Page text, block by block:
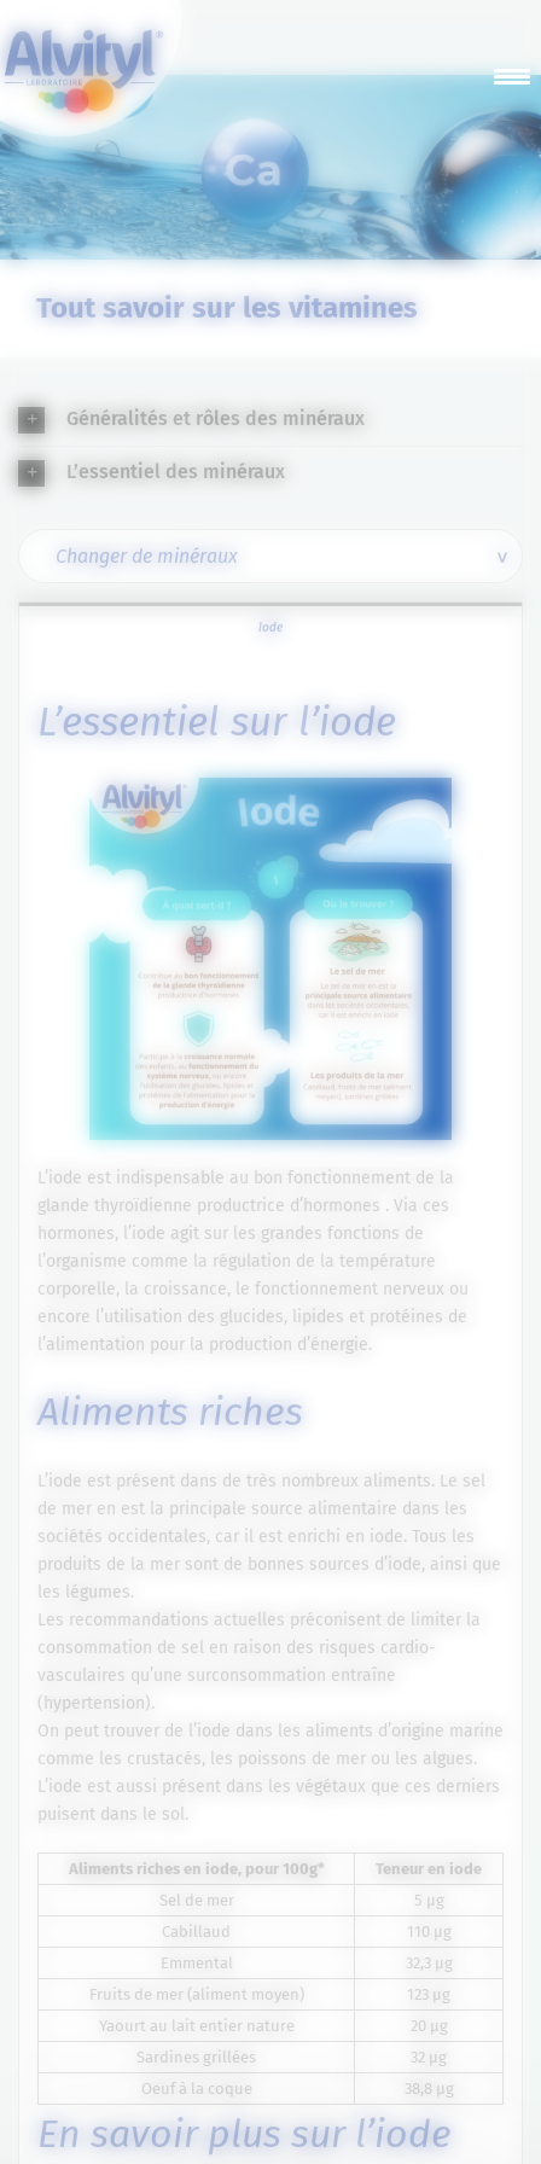
Tout savoir sur les vitamines
Généralités et rôles des minéraux
L’essentiel des minéraux
Iode
L’essentiel sur l’iode
L’iode est indispensable au bon fonctionnement de la
glande thyroïdienne productrice d’hormones . Via ces
hormones, l’iode agit sur les grandes fonctions de
l’organisme comme la régulation de la température
corporelle, la croissance, le fonctionnement nerveux ou
encore l’utilisation des glucides, lipides et protéines de
l’alimentation pour la production d’énergie.
Aliments riches
L’iode est présent dans de très nombreux aliments. Le sel
de mer en est la principale source alimentaire dans les
sociétés occidentales, car il est enrichi en iode. Tous les
produits de la mer sont de bonnes sources d’iode, ainsi que
les légumes.
Les recommandations actuelles préconisent de limiter la
consommation de sel en raison des risques cardio-
vasculaires qu’une surconsommation entraîne
(hypertension).
On peut trouver de l’iode dans les aliments d’origine marine
comme les crustacés, les poissons de mer ou les algues.
L’iode est aussi présent dans les végétaux que ces derniers
puisent dans le sol.
Aliments riches en iode, pour 100g*
Teneur en iode
Sel de mer
5 µg
Cabillaud
110 µg
Emmental
32,3 µg
Fruits de mer (aliment moyen)
123 µg
Yaourt au lait entier nature
20 µg
Sardines grillées
32 µg
Oeuf à la coque
38,8 µg
En savoir plus sur l’iode